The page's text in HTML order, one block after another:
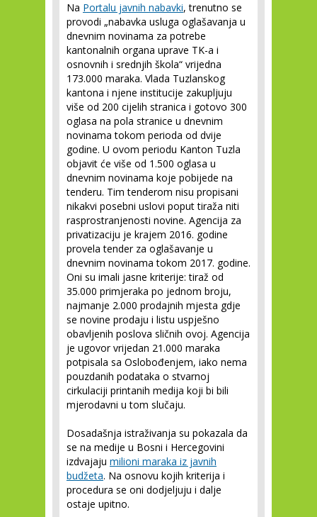
Na Portalu javnih nabavki, trenutno se
provodi „nabavka usluga oglašavanja u
dnevnim novinama za potrebe
kantonalnih organa uprave TK-a i
osnovnih i srednjih škola“ vrijedna
173.000 maraka. Vlada Tuzlanskog
kantona i njene institucije zakupljuju
više od 200 cijelih stranica i gotovo 300
oglasa na pola stranice u dnevnim
novinama tokom perioda od dvije
godine. U ovom periodu Kanton Tuzla
objavit će više od 1.500 oglasa u
dnevnim novinama koje pobijede na
tenderu. Tim tenderom nisu propisani
nikakvi posebni uslovi poput tiraža niti
rasprostranjenosti novine. Agencija za
privatizaciju je krajem 2016. godine
provela tender za oglašavanje u
dnevnim novinama tokom 2017. godine.
Oni su imali jasne kriterije: tiraž od
35.000 primjeraka po jednom broju,
najmanje 2.000 prodajnih mjesta gdje
se novine prodaju i listu uspješno
obavljenih poslova sličnih ovoj. Agencija
je ugovor vrijedan 21.000 maraka
potpisala sa Oslobođenjem, iako nema
pouzdanih podataka o stvarnoj
cirkulaciji printanih medija koji bi bili
mjerodavni u tom slučaju.
Dosadašnja istraživanja su pokazala da
se na medije u Bosni i Hercegovini
izdvajaju milioni maraka iz javnih
budžeta. Na osnovu kojih kriterija i
procedura se oni dodjeljuju i dalje
ostaje upitno.